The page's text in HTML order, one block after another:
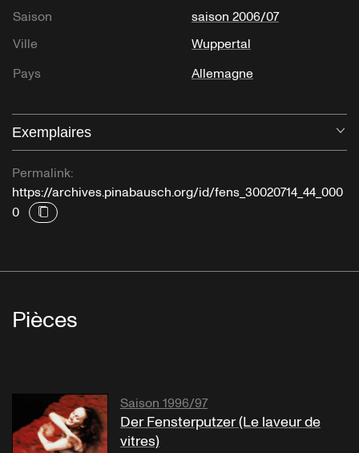
Saison
saison 2006/07
Ville
Wuppertal
Pays
Allemagne
Exemplaires
Permalink:
https://archives.pinabausch.org/id/fens_30020714_44_000
0
Pièces
Saison 1996/97
Der Fensterputzer (Le laveur de
vitres)